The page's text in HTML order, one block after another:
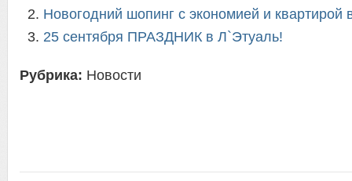
Новогодний шопинг с экономией и квартирой
25 сентября ПРАЗДНИК в Л`Этуаль!
Рубрика: Новости